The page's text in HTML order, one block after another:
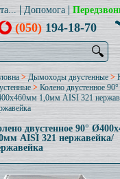
Допомога
(050)194-18-70
🔍
> Дымоходы двустенные >
>Колено двустенное 90°
1,0мм AISI 321
двустенное 90°
AISI 321 нержавейка/